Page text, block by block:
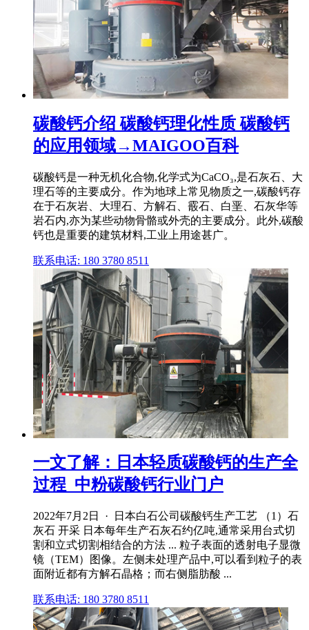
碳酸钙介绍 碳酸钙理化性质 碳酸钙
的应用领域→MAIGOO百科
碳酸钙是一种无机化合物,化学式为CaCO₃,是石灰石、大
理石等的主要成分。作为地球上常见物质之一,碳酸钙存
在于石灰岩、大理石、方解石、霰石、白垩、石灰华等
岩石内,亦为某些动物骨骼或外壳的主要成分。此外,碳酸
钙也是重要的建筑材料,工业上用途甚广。
联系电话: 180 3780 8511
一文了解：日本轻质碳酸钙的生产全
过程_中粉碳酸钙行业门户
2022年7月2日 · 日本白石公司碳酸钙生产工艺 （1）石
灰石 开采 日本每年生产石灰石约亿吨,通常采用台式切
割和立式切割相结合的方法 ... 粒子表面的透射电子显微
镜（TEM）图像。左侧未处理产品中,可以看到粒子的表
面附近都有方解石晶格；而右侧脂肪酸 ...
联系电话: 180 3780 8511